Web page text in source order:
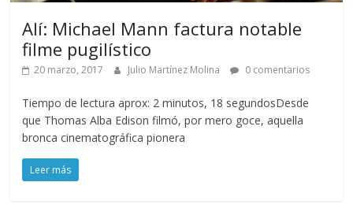
Alí: Michael Mann factura notable
filme pugilístico
20 marzo, 2017 Julio Martínez Molina 0 comentarios
Tiempo de lectura aprox: 2 minutos, 18 segundosDesde
que Thomas Alba Edison filmó, por mero goce, aquella
bronca cinematográfica pionera
Leer más